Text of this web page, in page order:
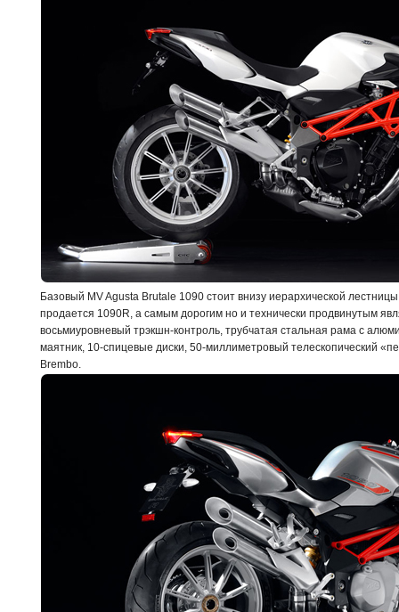
Базовый MV Agusta Brutale 1090 стоит внизу иерархической
продается 1090R, а самым дорогим но и технически продвинутым
восьмиуровневый трэкшн-контроль, трубчатая стальная рама с
маятник, 10-спицевые диски, 50-миллиметровый телескопический
Brembo.